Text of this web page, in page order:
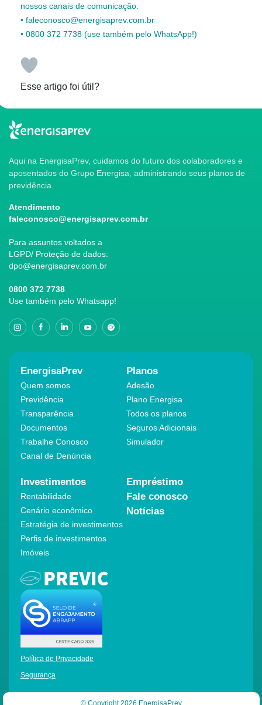
nossos canais de comunicação:
• faleconosco@energisaprev.com.br
• 0800 372 7738 (use também pelo WhatsApp!)
Esse artigo foi útil?
Aqui na EnergisaPrev, cuidamos do futuro dos colaboradores e
aposentados do Grupo Energisa, administrando seus planos de
previdência.
Atendimento
faleconosco@energisaprev.com.br
Para assuntos voltados a
LGPD/ Proteção de dados:
dpo@energisaprev.com.br
0800 372 7738
Use também pelo Whatsapp!
EnergisaPrev
Quem somos
Previdência
Transparência
Documentos
Trabalhe Conosco
Canal de Denúncia
Planos
Adesão
Plano Energisa
Todos os planos
Seguros Adicionais
Simulador
Investimentos
Rentabilidade
Cenário econômico
Estratégia de investimentos
Perfis de investimentos
Imóveis
Empréstimo
Fale conosco
Notícias
Política de Privacidade
Segurança
© Copyright 2026 EnergisaPrev